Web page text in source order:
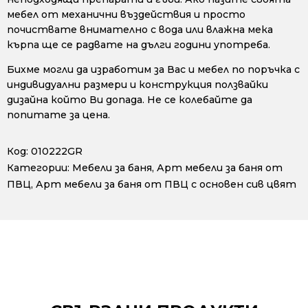
мебел от механични въздействия и просто
почиствате внимателно с вода или влажна мека
кърпа ще се радвате на дълги години употреба.
Бихме могли да изработим за Вас и мебел по поръчка с
индивидуални размери и конструкция ползвайки
дизайна който Ви допада. Не се колебайте да
попитате за цена.
Код: 010222GR
Категории: Мебели за баня, Арт мебели за баня от
ПВЦ, Арт мебели за баня от ПВЦ с основен сив цвят